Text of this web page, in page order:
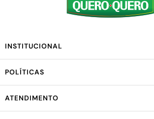
INSTITUCIONAL
POLÍTICAS
ATENDIMENTO